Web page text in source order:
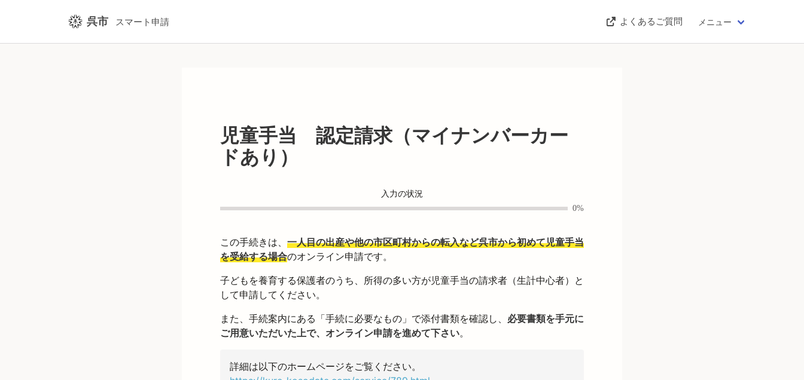
呉市 スマート申請 よくあるご質問 メニュー
児童手当 認定請求（マイナンバーカー
ドあり）
入力の状況
0%
この手続きは、 一人目の出産や他の市区町村からの転入など呉市から初めて児童手当
を受給する場合のオンライン申請です。
子どもを養育する保護者のうち、所得の多い方が児童手当の請求者（生計中心者）と
して申請してください。
また、手続案内にある「手続に必要なもの」で添付書類を確認し、 必要書類を手元に
ご用意いただいた上で、オンライン申請を進めて下さい。
詳細は以下のホームページをご覧ください。